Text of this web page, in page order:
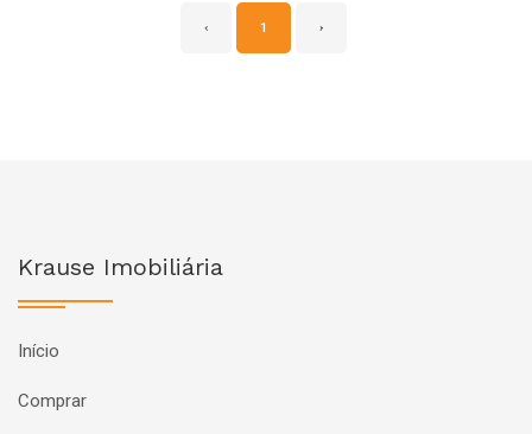
‹ 1 ›
Krause Imobiliária
Início
Comprar